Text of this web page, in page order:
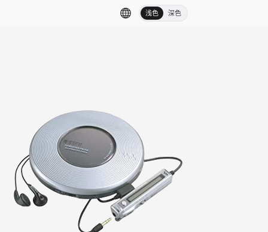
浅色 深色